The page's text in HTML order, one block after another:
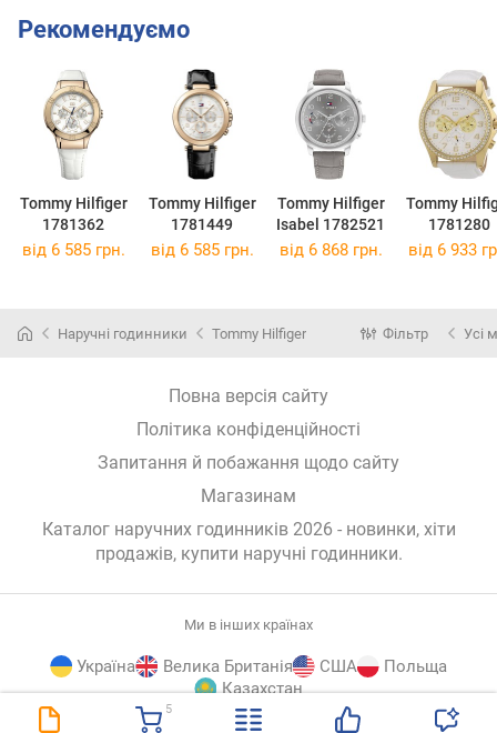
5
Рекомендуємо
Tommy Hilfiger
1781362
Tommy Hilfiger
1781449
Tommy Hilfiger
Isabel 1782521
Tommy
1781280
від 6 585 грн. від 6 585 грн. від 6 868 грн. від 6 933
Наручні годинники Tommy Hilfiger Фільтр Усі
Повна версія сайту
Політика конфіденційності
Запитання й побажання щодо сайту
Магазинам
Каталог наручних годинників 2026 - новинки, хіти
продажів, купити наручні годинники.
Ми в інших країнах
Україна Велика Британія США
Польща
Казахстан